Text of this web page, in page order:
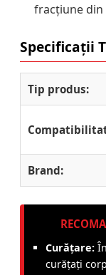
fracțiune
Specificații
Tip produs:
Brand:
Curățare:
curățați